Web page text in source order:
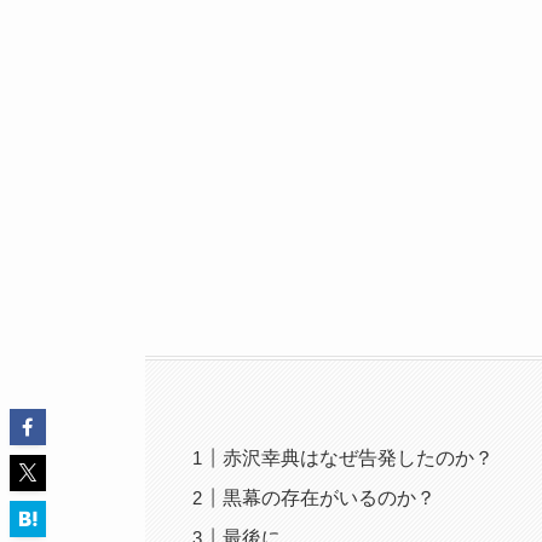
赤沢幸典はなぜ告発したのか？
黒幕の存在がいるのか？